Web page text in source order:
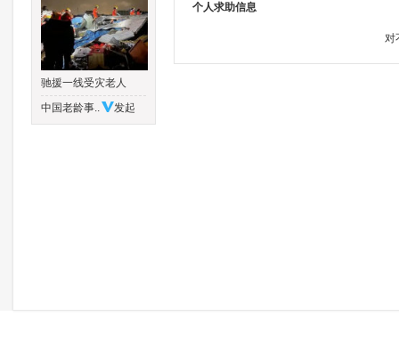
驰援一线受灾老人
中国老龄事..
发起
个人求助信息
对